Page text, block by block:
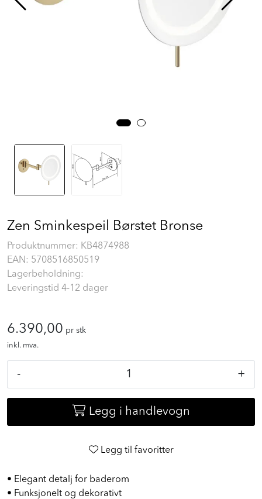
Zen Sminkespeil Børstet Bronse
Produktnummer: KB4874988
EAN: 5708516850519
Lagerbeholdning:
Leveringstid 4-12 dager
6.390,00 pr stk
inkl. mva.
- +
Legg i handlevogn
Legg til favoritter
• Elegant detalj for baderom
• Funksjonelt og dekorativt
Logg inn